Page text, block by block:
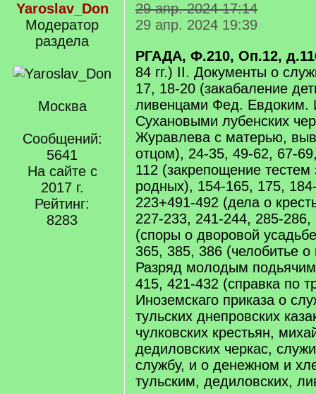
Yaroslav_Don
Модератор
раздела
Москва
Сообщений:
5641
На сайте с
2017 г.
Рейтинг:
8283
29 апр. 2024 17:14
29 апр. 2024 19:39
РГАДА, Ф.210, Оп.12,
84 гг.) II. Документы о
17, 18-20 (закабаление
ливенцами Фед.
Сухановыми лубенских
Журавлева с матерью,
отцом), 24-35, 49-62, 67-
112 (закрепощение тестем
родных), 154-165, 175,
223+491-492 (дела о
227-233, 241-244, 285-
(споры о дворовой
365, 385, 386 (челобитье о
Разряд молодым
415, 421-432 (справка по
Иноземскаго приказа о
тульских днепровских
чулковских крестьян,
дедиловских черкас,
службу, и о денежном и
тульским, дедиловских,